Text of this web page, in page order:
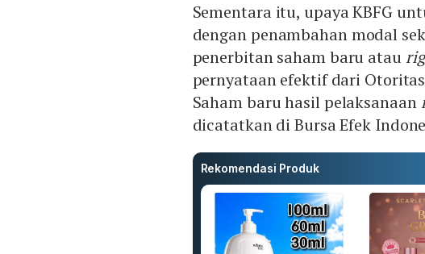
Sementara itu, upaya KBFG
dengan penambahan modal
penerbitan saham baru atau
pernyataan efektif dari Otoritas
Saham baru hasil pelaksanaan
dicatatkan di Bursa Efek
Rekomendasi Produk